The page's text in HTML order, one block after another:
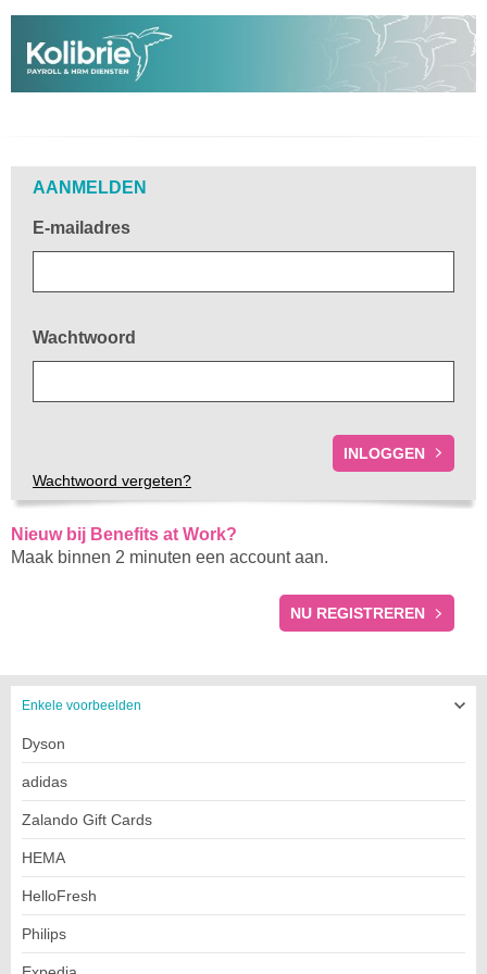
AANMELDEN
E-mailadres
Wachtwoord
Wachtwoord vergeten?
Nieuw bij Benefits at Work?
Maak binnen 2 minuten een account aan.
NU REGISTREREN
Enkele voorbeelden
Dyson
adidas
Zalando Gift Cards
HEMA
HelloFresh
Philips